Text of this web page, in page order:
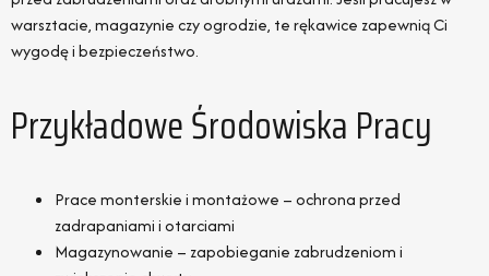
warsztacie, magazynie czy ogrodzie, te rękawice zapewnią Ci
wygodę i bezpieczeństwo.
Przykładowe Środowiska Pracy
Prace monterskie i montażowe – ochrona przed
zadrapaniami i otarciami
Magazynowanie – zapobieganie zabrudzeniom i